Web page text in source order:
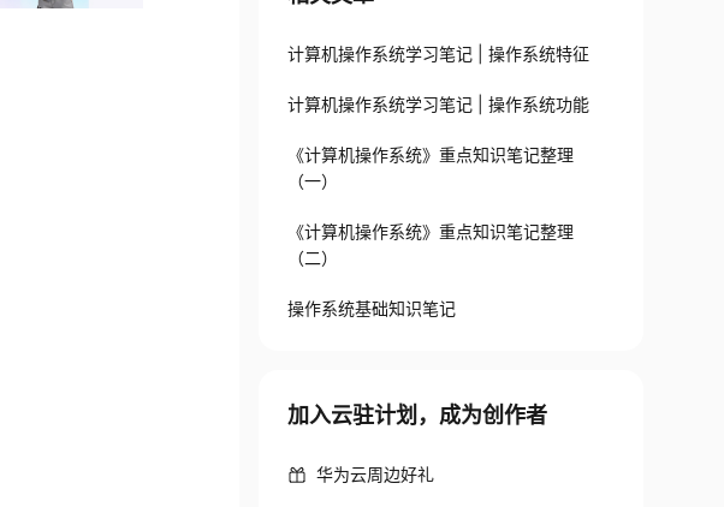
计算机操作系统学习笔记 | 操作系统特征
计算机操作系统学习笔记 | 操作系统功能
《计算机操作系统》重点知识笔记整理
（一）
《计算机操作系统》重点知识笔记整理
（二）
操作系统基础知识笔记
加入云驻计划，成为创作者
华为云周边好礼